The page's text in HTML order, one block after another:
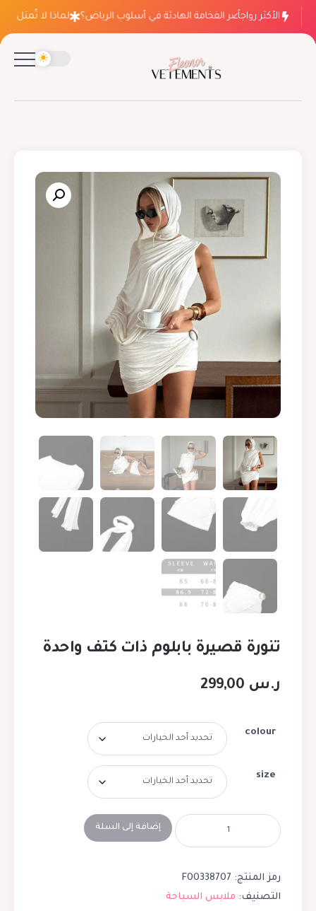
الأكثر رواجاً
لماذا ينتصر الفخامة الهادئة في أسلوب الرياض؟ لماذا لا تُمثل
تنورة قصيرة بابلوم ذات كتف واحدة
ر.س
colour
size
إضافة إلى السلة
رمز المنتج: F00338707
التصنيف: ملابس السباحة